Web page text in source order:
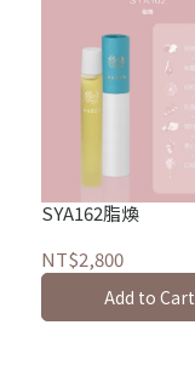
SYA162脂煥
NT$2,800
Add to Cart